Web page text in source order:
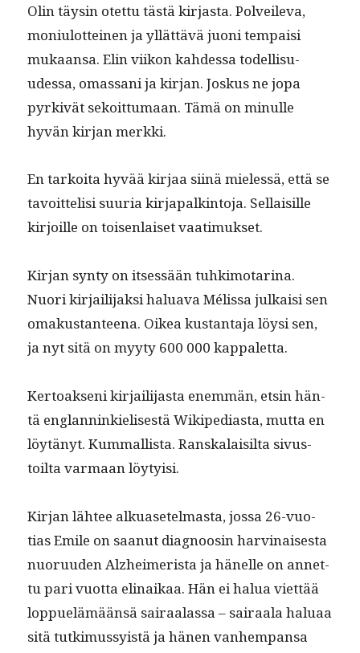
Olin täysin otet­tu tästä kir­jas­ta. Polveil­e­va,
moni­u­lot­teinen ja yllät­tävä juoni tem­paisi
mukaansa. Elin viikon kahdessa todel­lisu­
udessa, omas­sani ja kir­jan. Joskus ne jopa
pyrkivät sekoit­tumaan. Tämä on min­ulle
hyvän kir­jan merkki.
En tarkoi­ta hyvää kir­jaa siinä mielessä, että se
tavoit­telisi suuria kir­japalk­in­to­ja. Sel­l­aisille
kir­joille on toisen­laiset vaatimukset.
Kir­jan syn­ty on itsessään tuhki­mo­ta­ri­na.
Nuori kir­jail­i­jak­si halu­a­va Mélis­sa julka­isi sen
omakus­tan­teena. Oikea kus­tan­ta­ja löysi sen,
ja nyt sitä on myy­ty 600 000 kappaletta.
Ker­toak­seni kir­jail­i­jas­ta enem­män, etsin hän­
tä englan­ninkielis­es­tä Wikipedi­as­ta, mut­ta en
löytänyt. Kum­mallista. Ran­skalaisil­ta sivus­
toil­ta var­maan löytyisi.
Kir­jan läh­tee alkuasetel­mas­ta, jos­sa 26-vuo­
tias Emile on saanut diag­noosin harv­inais­es­ta
nuoru­u­den Alzheimerista ja hänelle on annet­
tu pari vuot­ta eli­naikaa. Hän ei halua viet­tää
lop­puelämään­sä sairaalas­sa – sairaala halu­aa
sitä tutkimussy­istä ja hänen van­hempansa